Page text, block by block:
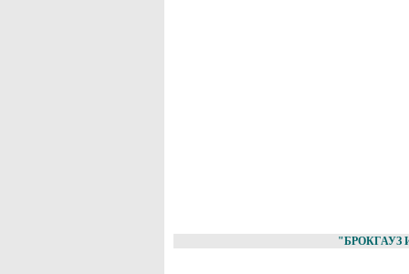
"БРОКГАУЗ